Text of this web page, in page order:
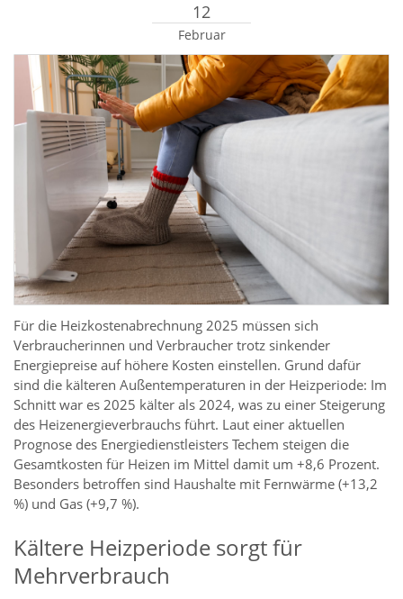
12
Februar
Für die Heizkostenabrechnung 2025 müssen sich
Verbraucherinnen und Verbraucher trotz sinkender
Energiepreise auf höhere Kosten einstellen. Grund dafür
sind die kälteren Außentemperaturen in der Heizperiode: Im
Schnitt war es 2025 kälter als 2024, was zu einer Steigerung
des Heizenergieverbrauchs führt. Laut einer aktuellen
Prognose des Energiedienstleisters Techem steigen die
Gesamtkosten für Heizen im Mittel damit um +8,6 Prozent.
Besonders betroffen sind Haushalte mit Fernwärme (+13,2
%) und Gas (+9,7 %).
Kältere Heizperiode sorgt für
Mehrverbrauch